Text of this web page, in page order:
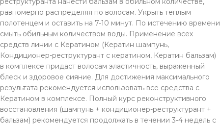
равномерно распределяя по волосам. Укрыть теплым
полотенцем и оставить на 7-10 минут. По истечению времени
смыть обильным количеством воды. Применение всех
средств линии с Кератином (Кератин шампунь,
Кондиционер-реструктурант с кератином, Кератин бальзам)
в комплексе придаст волосам эластичность, выраженный
блеск и здоровое сияние. Для достижения максимального
результата рекомендуется использовать все средства с
Кератином в комплексе. Полный курс реконструктивного
восстановления (шампунь + кондиционер-реструктурант +
бальзам) рекомендуется продолжать в течении 3-4 недель с